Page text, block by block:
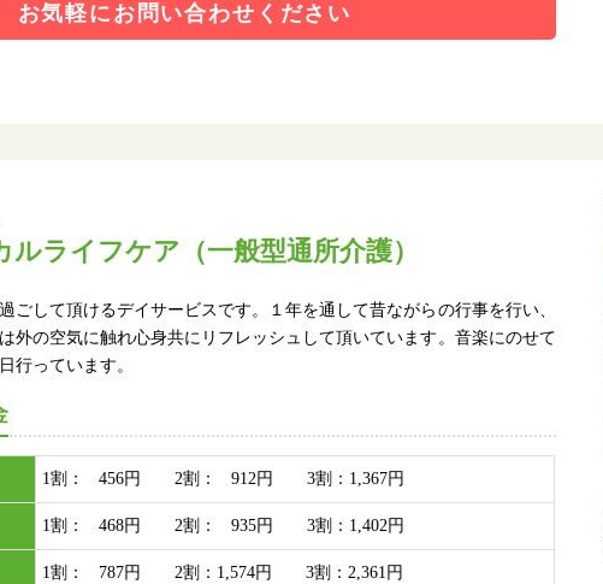
お気軽にお問い合わせください
ルライフケア（一般型通所介護）
ごして頂けるデイサービスです。１年を通して昔ながらの行事を行い、
外の空気に触れ心身共にリフレッシュして頂いています。音楽にのせて
行っています。
1割： 456円 2割： 912円 3割：1,367円
1割： 468円 2割： 935円 3割：1,402円
1割： 787円 2割：1,574円 3割：2,361円